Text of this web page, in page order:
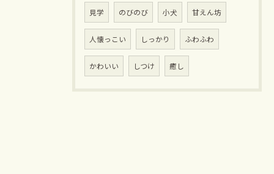
見学 のびのび 小犬 甘えん坊
人懐っこい しっかり ふわふわ
かわいい しつけ 癒し